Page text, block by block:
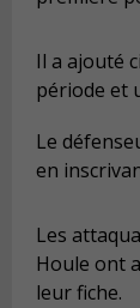
Il a ajouté
période et
Le
en
Les
Houle ont
leur fiche.